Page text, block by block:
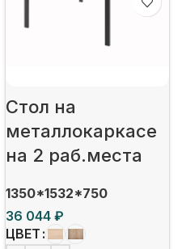
Стол на
металлокаркасе
на 2 раб.места
1350*1532*750
₽
ЦВЕТ